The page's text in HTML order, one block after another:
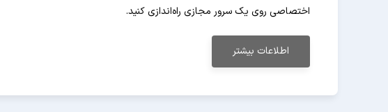
اختصاصی روی یک سرور مجازی راه‌اندازی کنید.
اطلاعات بیشتر